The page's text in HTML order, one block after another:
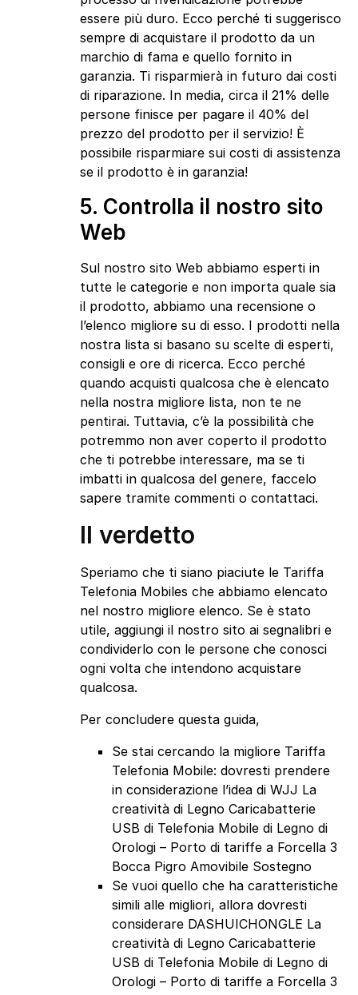
essere più duro. Ecco perché ti suggerisco
sempre di acquistare il prodotto da un
marchio di fama e quello fornito in
garanzia. Ti risparmierà in futuro dai costi
di riparazione. In media, circa il 21% delle
persone finisce per pagare il 40% del
prezzo del prodotto per il servizio! È
possibile risparmiare sui costi di assistenza
se il prodotto è in garanzia!
5. Controlla il nostro sito
Web
Sul nostro sito Web abbiamo esperti in
tutte le categorie e non importa quale sia
il prodotto, abbiamo una recensione o
l’elenco migliore su di esso. I prodotti nella
nostra lista si basano su scelte di esperti,
consigli e ore di ricerca. Ecco perché
quando acquisti qualcosa che è elencato
nella nostra migliore lista, non te ne
pentirai. Tuttavia, c’è la possibilità che
potremmo non aver coperto il prodotto
che ti potrebbe interessare, ma se ti
imbatti in qualcosa del genere, faccelo
sapere tramite commenti o contattaci.
Il verdetto
Speriamo che ti siano piaciute le Tariffa
Telefonia Mobiles che abbiamo elencato
nel nostro migliore elenco. Se è stato
utile, aggiungi il nostro sito ai segnalibri e
condividerlo con le persone che conosci
ogni volta che intendono acquistare
qualcosa.
Per concludere questa guida,
Se stai cercando la migliore Tariffa
Telefonia Mobile: dovresti prendere
in considerazione l’idea di WJJ La
creatività di Legno Caricabatterie
USB di Telefonia Mobile di Legno di
Orologi – Porto di tariffe a Forcella 3
Bocca Pigro Amovibile Sostegno
Se vuoi quello che ha caratteristiche
simili alle migliori, allora dovresti
considerare DASHUICHONGLE La
creatività di Legno Caricabatterie
USB di Telefonia Mobile di Legno di
Orologi – Porto di tariffe a Forcella 3